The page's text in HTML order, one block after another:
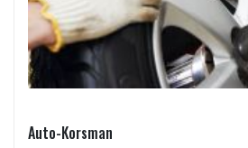
Auto-Korsman